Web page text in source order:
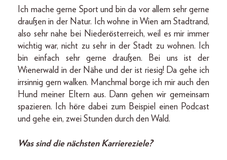
Ich mache gerne Sport und bin da vor allem sehr gerne
draußen in der Natur. Ich wohne in Wien am Stadtrand,
also sehr nahe bei Niederösterreich, weil es mir immer
wichtig war, nicht zu sehr in der Stadt zu wohnen. Ich
bin einfach sehr gerne draußen. Bei uns ist der
Wienerwald in der Nähe und der ist riesig! Da gehe ich
irrsinnig gern walken. Manchmal borge ich mir auch den
Hund meiner Eltern aus. Dann gehen wir gemeinsam
spazieren. Ich höre dabei zum Beispiel einen Podcast
und gehe ein, zwei Stunden durch den Wald.
Was sind die nächsten Karriereziele?